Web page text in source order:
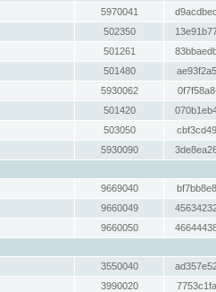
5970041
502350
501261
501480
5930062
501420
503050
5930090
9669040
9660049
9660050
3550040
3990020